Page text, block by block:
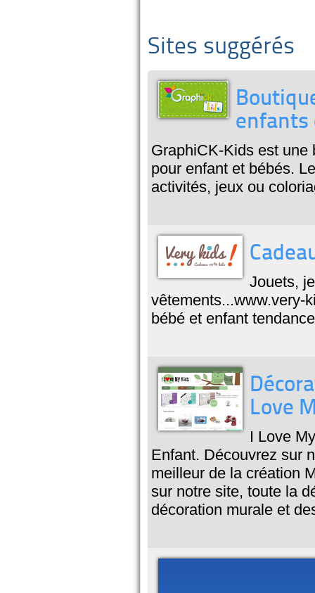
Sites suggérés
enfants
GraphiCK-Kids est une
pour enfant et bébés.
activités, jeux ou
Jouets,
vêtements...www.very-
bébé et enfant
Love
I Love
Enfant. Découvrez sur
meilleur de la création
sur notre site, toute la
décoration murale et